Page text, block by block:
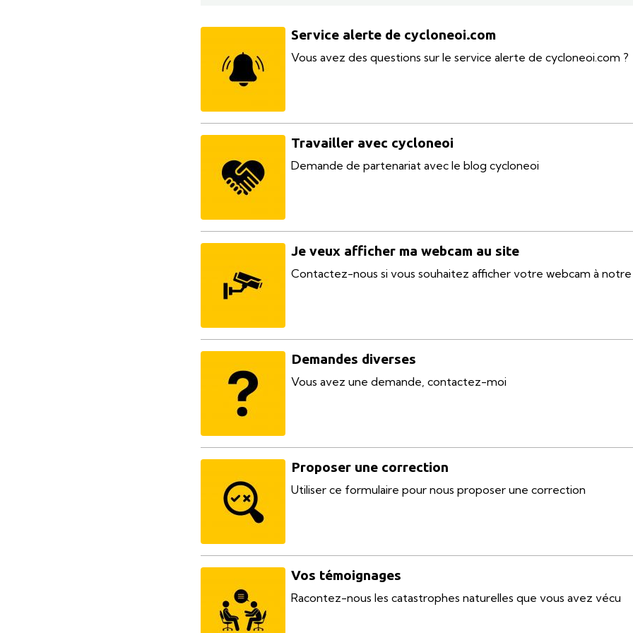
Service alerte de cycloneoi.com
Vous avez des questions sur le service alerte de cycloneoi.com ?
Travailler avec cycloneoi
Demande de partenariat avec le blog cycloneoi
Je veux afficher ma webcam au site
Contactez-nous si vous souhaitez afficher votre webcam à
Demandes diverses
Vous avez une demande, contactez-moi
Proposer une correction
Utiliser ce formulaire pour nous proposer une correction
Vos témoignages
Racontez-nous les catastrophes naturelles que vous avez vécu